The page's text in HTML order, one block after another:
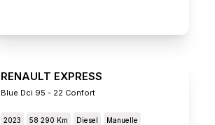
RENAULT EXPRESS
Blue Dci 95 - 22 Confort
2023 58 290 Km Diesel Manuelle